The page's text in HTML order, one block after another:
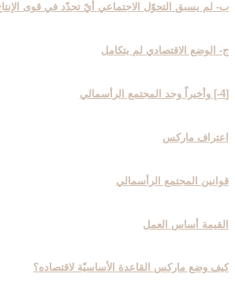
ب- لم يسبق التحوّل الاجتماعي أيّ تجدّد في قوى
ج- الوضع الاقتصادي لم يتكامل
[4-] وأخيراً وجد المجتمع الرأسمالي‏
اعتراف ماركس
قوانين المجتمع الرأسمالي
القيمة أساس العمل
كيف وضع ماركس القاعدة الأساسيّة لاقتصاده؟